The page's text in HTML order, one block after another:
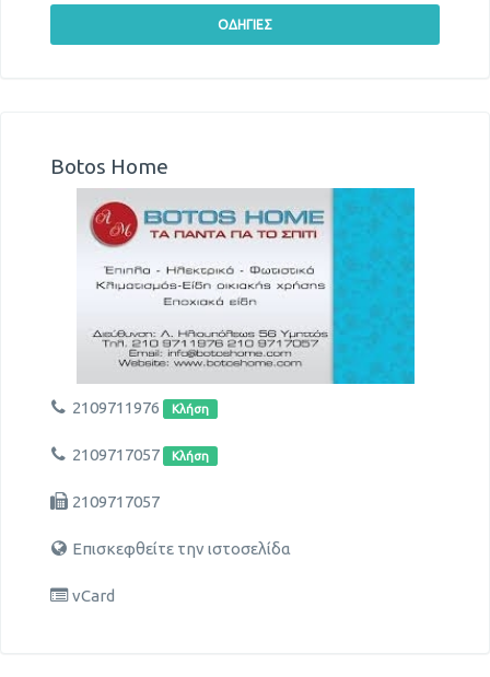
Botos Home
2109711976 Κλήση
2109717057 Κλήση
2109717057
Επισκεφθείτε την ιστοσελίδα
vCard